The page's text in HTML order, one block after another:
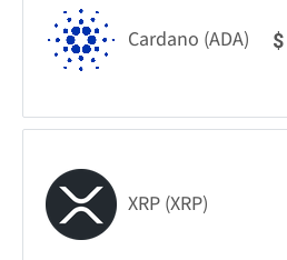
Cardano (ADA) $
XRP (XRP)